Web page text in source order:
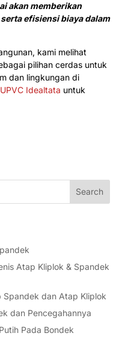
akan memberikan
efisiensi biaya dalam
kami melihat
pilihan cerdas untuk
dan lingkungan di
Idealtata untuk
Search
Atap Kliplok & Spandek
dan Atap Kliplok
dan Pencegahannya
Pada Bondek